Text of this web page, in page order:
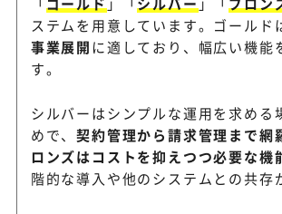
ステムを用意しています。ゴールド
事業展開に適しており、幅広い機能
す。
シルバーはシンプルな運用を求める
めで、契約管理から請求管理まで網
ロンズはコストを抑えつつ必要な機
階的な導入や他のシステムとの共存